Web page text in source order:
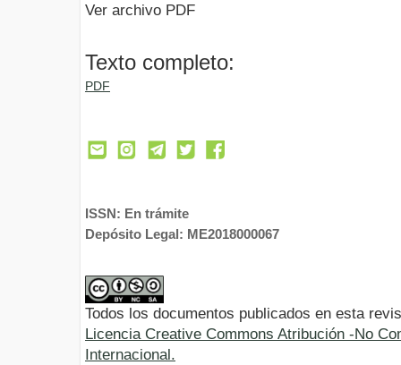
Ver archivo PDF
Texto completo:
PDF
ISSN: En trámite
Depósito Legal: ME2018000067
Todos los documentos publicados en esta
Licencia Creative Commons Atribución -No
Internacional.